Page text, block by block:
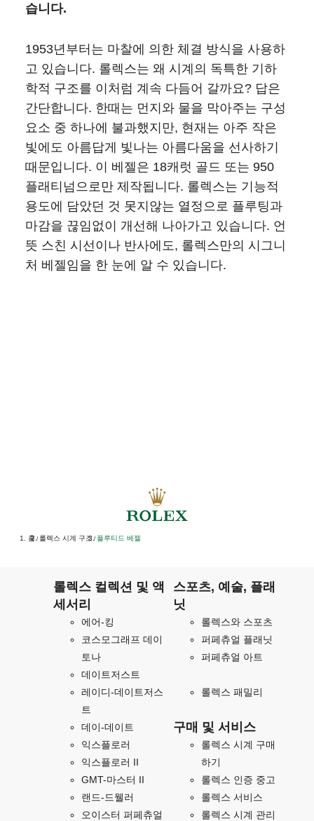
습니다.
1953년부터는 마찰에 의한 체결 방식을 사용하
고 있습니다. 롤렉스는 왜 시계의 독특한 기하
학적 구조를 이처럼 계속 다듬어 갈까요? 답은
간단합니다. 한때는 먼지와 물을 막아주는 구성
요소 중 하나에 불과했지만, 현재는 아주 작은
빛에도 아름답게 빛나는 아름다움을 선사하기
때문입니다. 이 베젤은 18캐럿 골드 또는 950
플래티넘으로만 제작됩니다. 롤렉스는 기능적
용도에 담았던 것 못지않는 열정으로 플루팅과
마감을 끊임없이 개선해 나아가고 있습니다. 언
뜻 스친 시선이나 반사에도, 롤렉스만의 시그니
처 베젤임을 한 눈에 알 수 있습니다.
홈 / 롤렉스 시계 구조 / 플루티드 베젤
롤렉스 컬렉션 및 액
세서리
에어-킹
코스모그래프 데이
토나
데이트저스트
레이디-데이트저스
트
데이-데이트
익스플로러
익스플로러 II
GMT-마스터 II
랜드-드웰러
오이스터 퍼페츄얼
스포츠, 예술, 플래
닛
롤렉스와 스포츠
퍼페츄얼 플래닛
퍼페츄얼 아트
롤렉스 패밀리
구매 및 서비스
롤렉스 시계 구매
하기
롤렉스 인증 중고
롤렉스 서비스
롤렉스 시계 관리